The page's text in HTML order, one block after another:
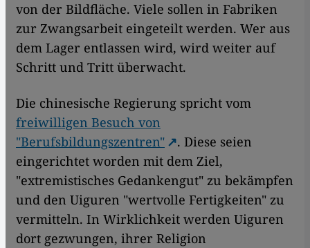
von der Bildfläche. Viele sollen in Fabriken
zur Zwangsarbeit eingeteilt werden. Wer aus
dem Lager entlassen wird, wird weiter auf
Schritt und Tritt überwacht.
Die chinesische Regierung spricht vom
freiwilligen Besuch von
"Berufsbildungszentren"
. Diese seien
eingerichtet worden mit dem Ziel,
"extremistisches Gedankengut" zu bekämpfen
und den Uiguren "wertvolle Fertigkeiten" zu
vermitteln. In Wirklichkeit werden Uiguren
dort gezwungen, ihrer Religion